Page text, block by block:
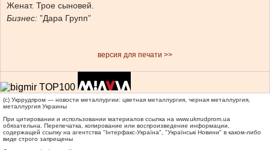
Женат. Трое сыновей.
Бизнес: ”Дара Групп”
версия для печати >>
(c) Укррудпром — новости металлургии: цветная металлургия, черная металлургия,
металлургия Украины
При цитировании и использовании материалов ссылка на www.ukrrudprom.ua
обязательна. Перепечатка, копирование или воспроизведение информации,
содержащей ссылку на агентства "Iнтерфакс-Україна", "Українськi Новини" в каком-либо
виде строго запрещены